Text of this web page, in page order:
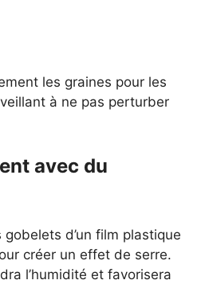
les graines pour les
à ne pas perturber
avec du
gobelets d’un film plastique
créer un effet de serre.
l’humidité et favorisera